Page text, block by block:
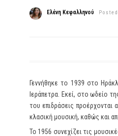
Ελένη Κεφαλληνού
Γεννήθηκε το 1939 στο
Ιεράπετρα. Εκεί, στο ωδείο
του επιδράσεις
κλασική μουσική, καθώς και
Το 1956 συνεχίζει τις